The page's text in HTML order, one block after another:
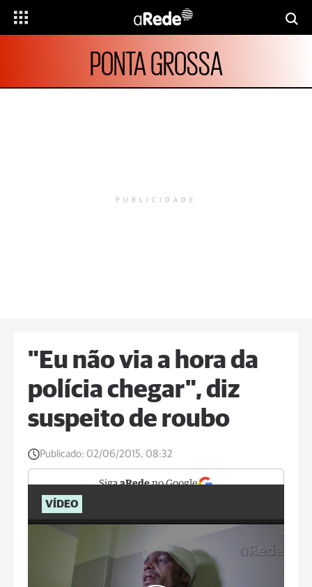
PONTA GROSSA
PUBLICIDADE
"Eu não via a hora da
polícia chegar", diz
suspeito de roubo
Publicado: 02/06/2015, 08:32
SigaaRedeno Google
VÍDEO